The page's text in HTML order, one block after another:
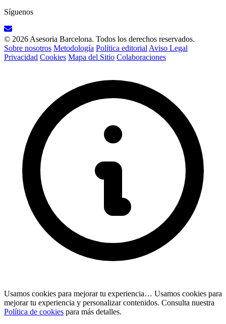
Síguenos
© 2026 Asesoria Barcelona. Todos los derechos reservados.
Sobre nosotros Metodología Política editorial Aviso Legal
Privacidad Cookies Mapa del Sitio Colaboraciones
Usamos cookies para mejorar tu experiencia… Usamos cookies para
mejorar tu experiencia y personalizar contenidos. Consulta nuestra
Política de cookies para más detalles.